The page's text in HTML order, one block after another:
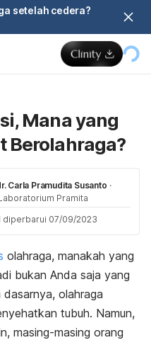
setelah cedera?
Mana yang
Berolahraga?
Carla Pramudita Susanto ·
Pramita
diperbarui 07/09/2023
olahraga, manakah yang
bukan Anda saja yang
olahraga
tubuh. Namun,
masing-masing orang